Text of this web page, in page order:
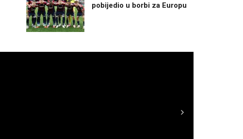
pobijedio u borbi za Europu